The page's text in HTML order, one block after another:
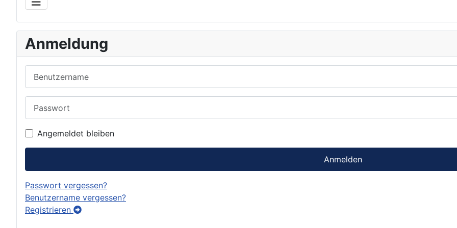
Anmeldung
Angemeldet bleiben
Anmelden
Passwort vergessen?
Benutzername vergessen?
Registrieren